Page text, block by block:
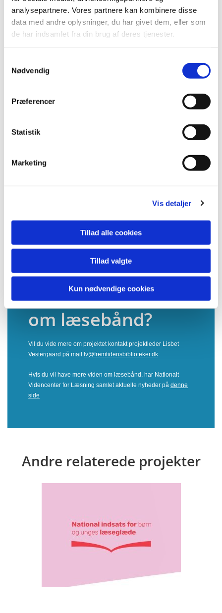
analysepartnere. Vores partnere kan kombinere disse
data med andre oplysninger, du har givet dem, eller som
de har indsamlet fra din brug af deres tjenester.
Nødvendig
Præferencer
Statistik
Marketing
Vis detaljer
Tillad alle cookies
Tillad valgte
Kun nødvendige cookies
Fakta om projektet
Biblioteker, Nationalt Videnscenter for Læsning, eReolen GO og ni
projektkommuner.
Projektkommuner - Biblioteker og skoler i:
biblioteker og skoler.
At styrke de tværfaglige samarbejdsformer mellem lærere og biblioteksansatte.
Vil du vide mere
om læsebånd?
Vil du vide mere om projektet kontakt projektleder Lisbet
Vestergaard på mail
lv@fremtidensbiblioteker.dk
Hvis du vil have mere viden om læsebånd, har Nationalt
Videncenter for Læsning samlet aktuelle nyheder på denne
side
Andre relaterede projekter